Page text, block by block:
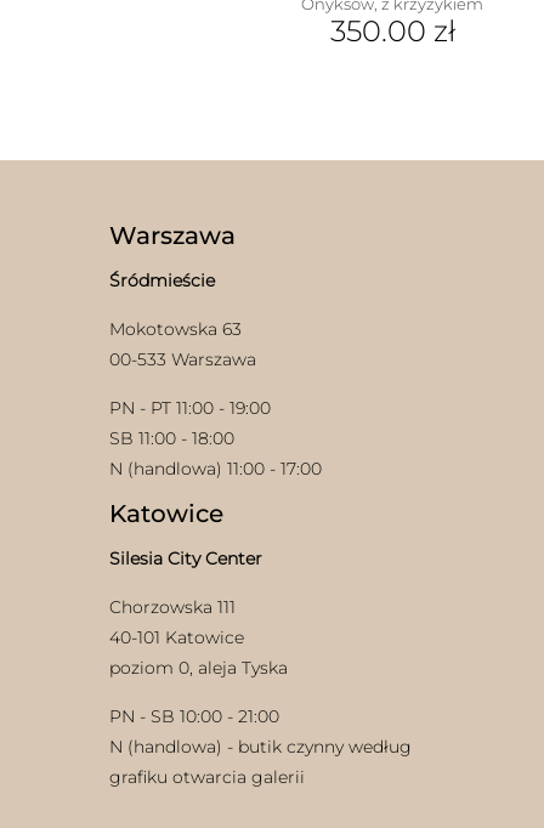
350.00 zł
Warszawa
Śródmieście
Mokotowska 63
00-533 Warszawa
PN - PT 11:00 - 19:00
SB 11:00 - 18:00
N (handlowa) 11:00 - 17:00
Katowice
Silesia City Center
Chorzowska 111
40-101 Katowice
poziom 0, aleja Tyska
PN - SB 10:00 - 21:00
N (handlowa) - butik czynny według
grafiku otwarcia galerii